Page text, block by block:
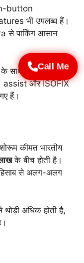
Call Me
button
भी उपलब्ध हैं।
पार्किंग आसान
साथ EBD,
और ISOFIX
हैं।
कीमत भारतीय
के बीच होती है।
से अलग-अलग
अधिक होती है,